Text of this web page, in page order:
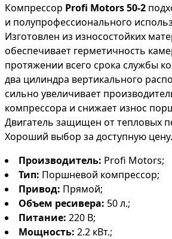
Компрессор Profi Motors 50-2
и полупрофессионального
Изготовлен из износостойких
обеспечивает герметичность
протяжении всего срока службы
два цилиндра вертикального
сильно увеличивает
компрессора и снижает износ
Двигатель защищен от тепловых
Хороший выбор за доступную цену.
Производитель: Profi Motors;
Тип: Поршневой компрессор;
Привод: Прямой;
Объем ресивера: 50 л.;
Питание: 220 В;
Мощность: 2.2 кВт.;